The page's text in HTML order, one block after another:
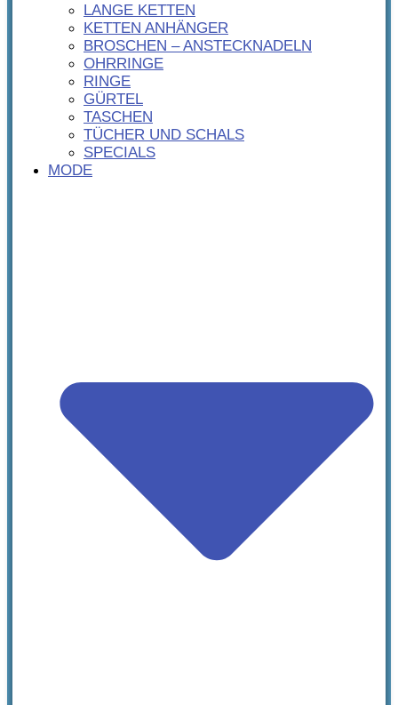
LANGE KETTEN
KETTEN ANHÄNGER
BROSCHEN – ANSTECKNADELN
OHRRINGE
RINGE
GÜRTEL
TASCHEN
TÜCHER UND SCHALS
SPECIALS
MODE